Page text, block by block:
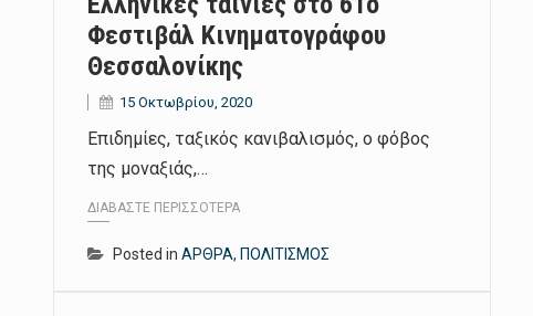
Φεστιβάλ Κινηματογράφου
Θεσσαλονίκης
15 Οκτωβρίου, 2020
Επιδημίες, ταξικός κανιβαλισμός, ο φόβος
της μοναξιάς,…
ΔΙΑΒΆΣΤΕ ΠΕΡΙΣΣΌΤΕΡΑ
Posted in ΑΡΘΡΑ, ΠΟΛΙΤΙΣΜΟΣ